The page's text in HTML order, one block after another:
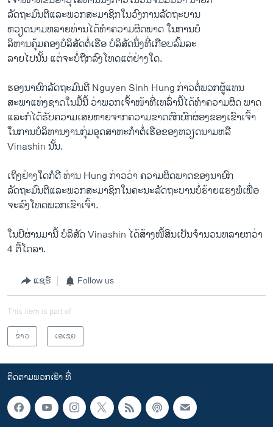
ລາຍງານ
ຕິດຕາມພວກເຮົາ ທີ່
ລັດຖະມົນຕີ​ແລະ​ພວກ​ສະມາຊິກ​ໃນ​ວົງ​ການ​ລັດຖະບານ
ຫວຽດນາມຫລາຍທ່ານ​ໄດ້​ທໍາ​ຄວາມ​ຜິດພາດ​ ໃນ​ການ​ບໍ
ລິຫານຄຸ້ມ​ຄອງ​ບໍລິສັດ​ຕໍ່​ເຮືອ​ ບໍລິສັດ​ນຶ່ງ​ທີ່​ເກືອບ​ລົ້ມ​ລະ
ລາຍ​ໄປນັ້ນ ​ແຕ່​ຈະ​ບໍ່​ຖືກ​ລົງ​ໂທດ​ແຕ່​ຢ່າງ​ໃດ.
ຮອງ​ນາຍົກລັດຖະມົນຕີ Nguyen Sinh Hung ກ່າວ​ຕໍ່​ພວກ​ຜູ້​ແທນ
ສະພາ​ແຫ່ງ​ຊາດ​ໃນມື້​ນີ້ ວ່າ​ພວກ​ເຈົ້າ​ໜ້າ​ທີ່​ເຫລົ່າ​ນີ້​ໄດ້​ທໍາ​ຄວາມຜິດ ພາດ​
ແລະກໍໄດ້​ຮັບ​ຄວາມ​ເສຍ​ຫາຍ​ຈາກ​ຄວາມ​ຂາດ​ຕົກ​ບົກ​ຜ່ອງຂອງ​ເຂົາ​ເຈົ້າ
ໃນການ​ບໍລິຫານ​ງານ​ກຸ່ມ​ອຸດສາຫະກໍາ​ຕໍ່​ເຮືອ​ຂອງ​ຫວຽດນາມ​ຫລື
Vinashin ນັ້ນ.
ເຖິງ​ຢ່າງ​ໃດ​ກໍ​ດີ ທ່ານ Hung ກ່າວ​ວ່າ ຄວາມ​ຜິດພາດ​ຂອງ​ນາຍົກ
ລັດຖະມົນຕີ​ແລະ​ພວກ​ສະມາຊິກ​ໃນ​ຄະນະ​ລັດຖະບານບໍ່​ຮ້າຍ​ແຮງ​ພໍ​ເພື່ອ​
ຈະ​ລົງ​ໂທດ​ພວກ​ເຂົາ​ເຈົ້າ.
ໃນ​ປີຜ່ານມາ​ນີ້ ບໍລິສັດ Vinashin ​ໄດ້ສ້າງ​ໜີ້ສິນເປັນ​ຈໍານວນ​ຫລາຍ​ກວ່າ
4 ຕື້​ໂດ​ລາ.
ແຊຣ໌ Follow us
This item is part of
ຂ່າວ
ເອເຊຍ
ຕິດຕາມພວກເຮົາ ທີ່